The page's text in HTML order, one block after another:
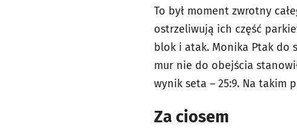
To był moment zwrotny
ostrzeliwują ich część
blok i atak. Monika Ptak do
mur nie do obejścia
wynik seta – 25:9. Na takim
Za ciosem